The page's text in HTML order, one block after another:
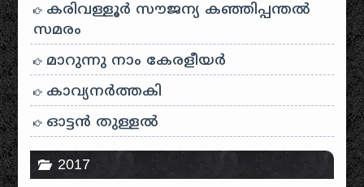
കരിവള്ളൂർ സൗജന്യ കഞ്ഞിപ്പന്തൽ
സമരം
മാറുന്നു നാം കേരളീയർ
കാവ്യനര്‍ത്തകി
ഓട്ടൻ തുള്ളൽ
2017